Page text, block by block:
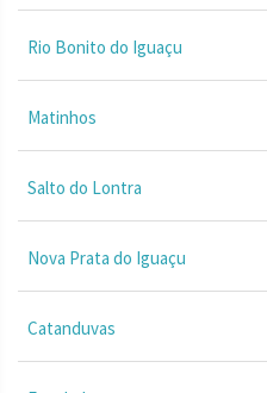
Rio Bonito do Iguaçu
Matinhos
Salto do Lontra
Nova Prata do Iguaçu
Catanduvas